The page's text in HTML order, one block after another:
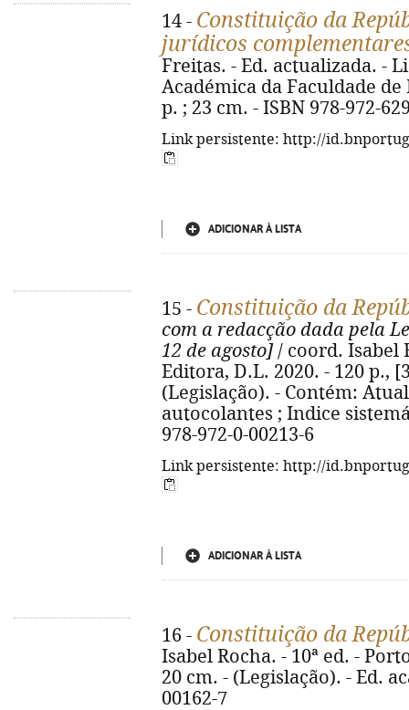
14 - Constituição da
jurídicos
Freitas. - Ed. actualizada. -
Académica da Faculdade
p. ; 23 cm. - ISBN 978-972-
Link persistente: http://
ADICIONAR À LISTA
15 - Constituição da
com a redacção dada pela
12 de agosto]/ coord. Isabel
Editora, D.L. 2020. - 120 p.,
(Legislação). - Contém:
autocolantes ; Indice
978-972-0-00213-6
Link persistente: http://
ADICIONAR À LISTA
16 - Constituição da
Isabel Rocha. - 10ª ed. -
20 cm. - (Legislação). - Ed.
00162-7